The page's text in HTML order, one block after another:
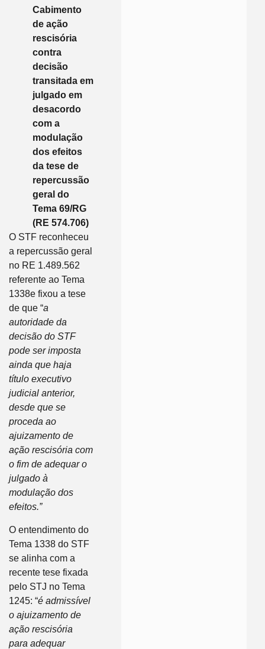
Cabimento
de ação
rescisória
contra
decisão
transitada em
julgado em
desacordo
com a
modulação
dos efeitos
da tese de
repercussão
geral do
Tema 69/RG
(RE 574.706)
O STF reconheceu
a repercussão geral
no RE 1.489.562
referente ao Tema
1338e fixou a tese
de que “a
autoridade da
decisão do STF
pode ser imposta
ainda que haja
título executivo
judicial anterior,
desde que se
proceda ao
ajuizamento de
ação rescisória com
o fim de adequar o
julgado à
modulação dos
efeitos.”
O entendimento do
Tema 1338 do STF
se alinha com a
recente tese fixada
pelo STJ no Tema
1245: “é admissível
o ajuizamento de
ação rescisória
para adequar